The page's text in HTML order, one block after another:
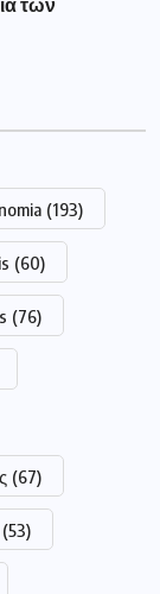
(193)
(60)
(76)
(67)
(53)